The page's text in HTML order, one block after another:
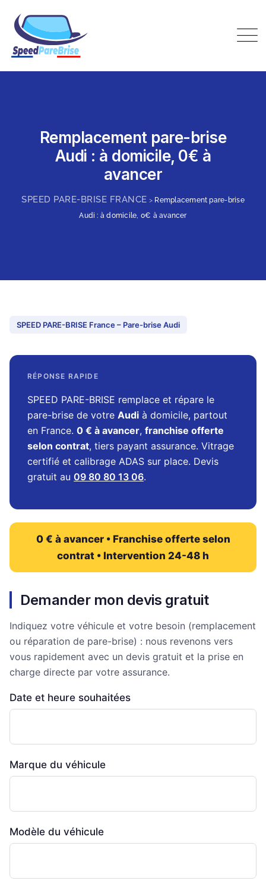
content
Speed Pare-Brise France
Remplacement pare-brise
Audi : à domicile, 0€ à
avancer
SPEED PARE-BRISE FRANCE > Remplacement pare-brise
Audi : à domicile, 0€ à avancer
SPEED PARE-BRISE France – Pare-brise Audi
RÉPONSE RAPIDE
SPEED PARE-BRISE remplace et répare le
pare-brise de votre Audi à domicile, partout
en France. 0 € à avancer, franchise offerte
selon contrat, tiers payant assurance. Vitrage
certifié et calibrage ADAS sur place. Devis
gratuit au 09 80 80 13 06.
0 € à avancer • Franchise offerte selon
contrat • Intervention 24-48 h
Demander mon devis gratuit
Indiquez votre véhicule et votre besoin (remplacement
ou réparation de pare-brise) : nous revenons vers
vous rapidement avec un devis gratuit et la prise en
charge directe par votre assurance.
Date et heure souhaitées
Marque du véhicule
Modèle du véhicule